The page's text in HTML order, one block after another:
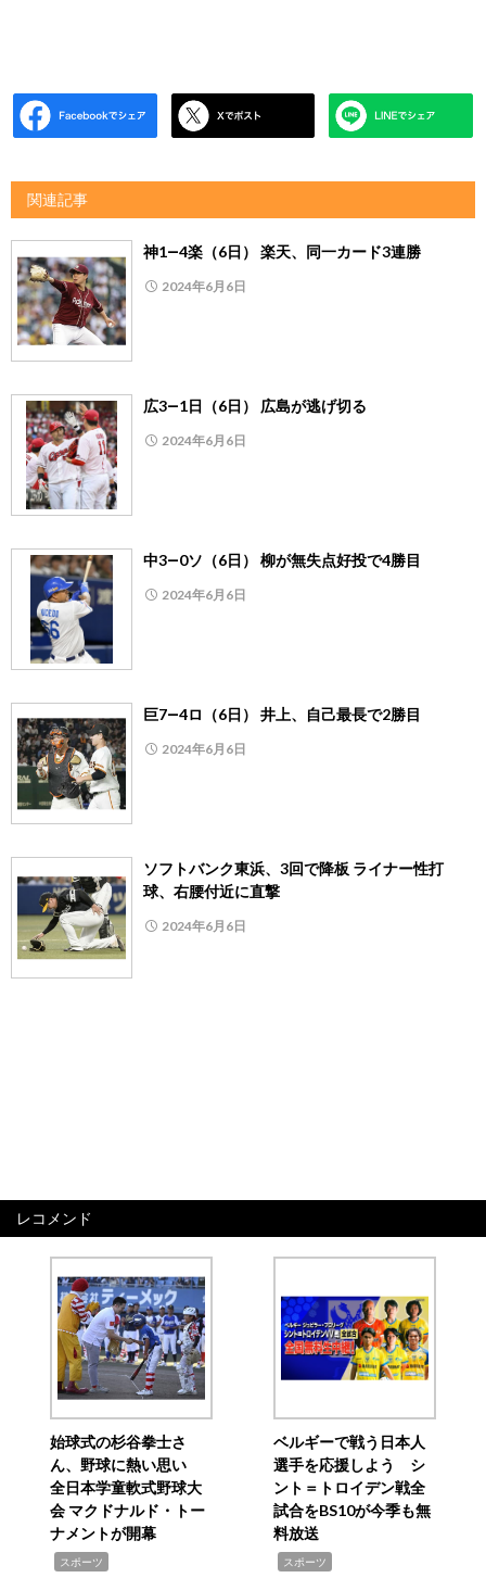
関連記事
神1―4楽（6日） 楽天、同一カード3連勝
2024年6月6日
広3―1日（6日） 広島が逃げ切る
2024年6月6日
中3―0ソ（6日） 柳が無失点好投で4勝目
2024年6月6日
巨7―4ロ（6日） 井上、自己最長で2勝目
2024年6月6日
ソフトバンク東浜、3回で降板 ライナー性打
球、右腰付近に直撃
2024年6月6日
レコメンド
始球式の杉谷拳士さ
ん、野球に熱い思い
全日本学童軟式野球大
会 マクドナルド・トー
ナメントが開幕
スポーツ
ベルギーで戦う日本人
選手を応援しよう シ
ント＝トロイデン戦全
試合をBS10が今季も無
料放送
スポーツ